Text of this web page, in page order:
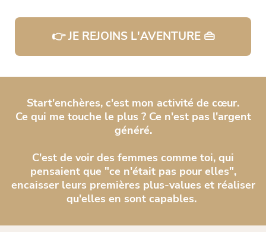
👉 JE REJOINS L'AVENTURE 👜
Start'enchères, c'est mon activité de cœur.
Ce qui me touche le plus ? Ce n'est pas l'argent
généré.
C'est de voir des femmes comme toi, qui
pensaient que "ce n'était pas pour elles",
encaisser leurs premières plus-values et réaliser
qu'elles en sont capables.